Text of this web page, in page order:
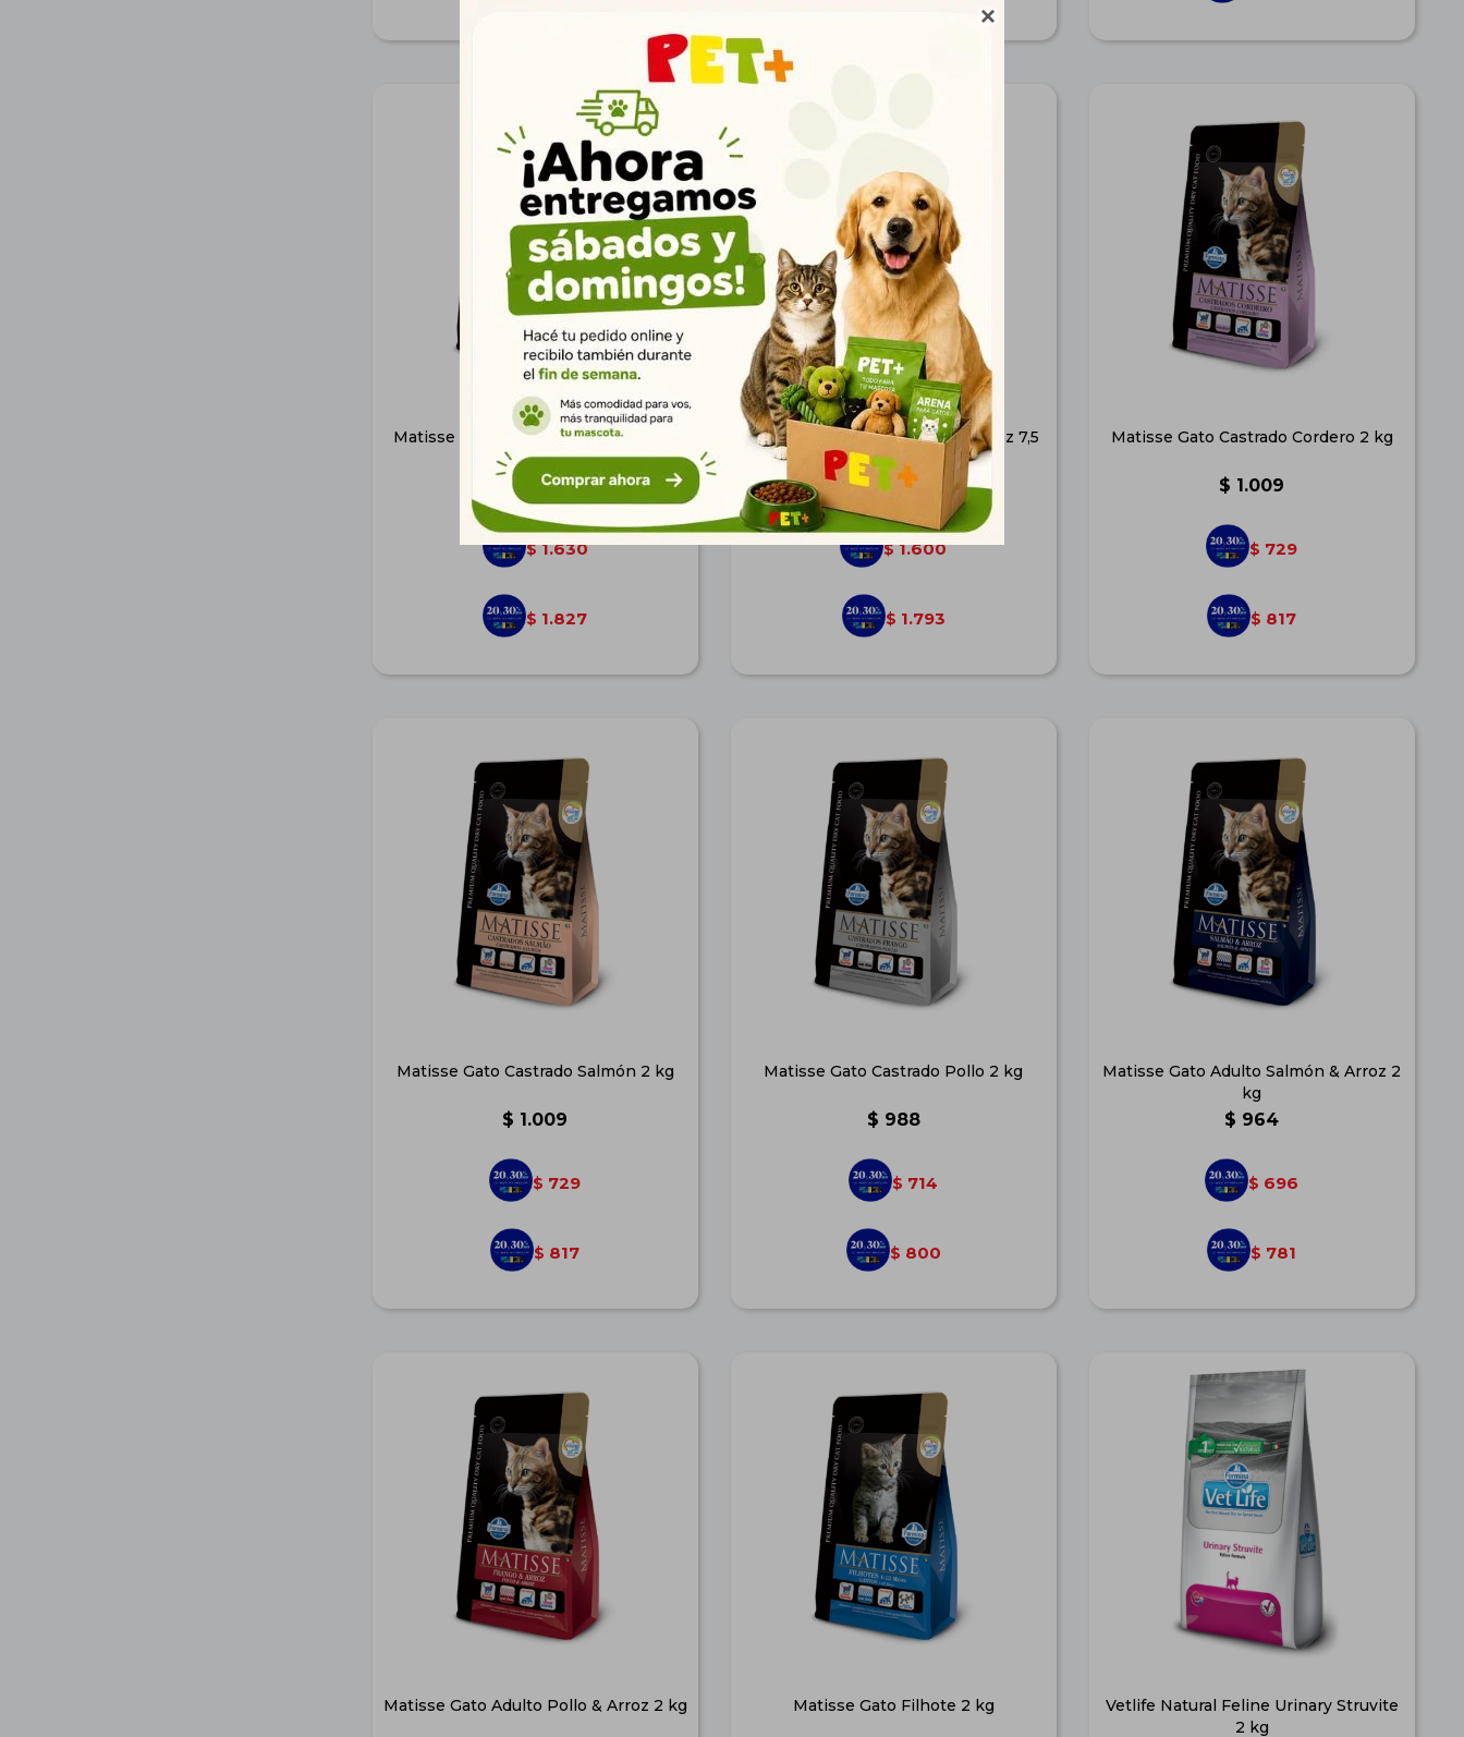

Matisse Gato Adulto Salmón & Arroz
7,5 kg
$ 2.256
$ 1.630
$ 1.827
Matisse Gato Adulto Pollo & Arroz 7,5
kg
$ 2.214
$ 1.600
$ 1.793
Matisse Gato Castrado Cordero 2 kg
$ 1.009
$ 729
$ 817
Matisse Gato Castrado Salmón 2 kg
$ 1.009
$ 729
$ 817
Matisse Gato Castrado Pollo 2 kg
$ 988
$ 714
$ 800
Matisse Gato Adulto Salmón & Arroz 2
kg
$ 964
$ 696
$ 781
Matisse Gato Adulto Pollo & Arroz 2 kg Matisse Gato Filhote 2 kg
Vetlife Natural Feline Urinary Struvite
2 kg